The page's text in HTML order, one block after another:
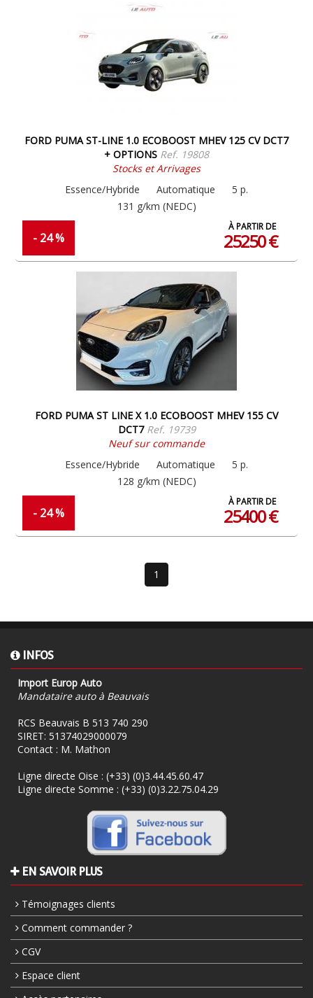
FORD PUMA ST-LINE 1.0 ECOBOOST MHEV 125 CV DCT7
+ OPTIONS Ref. 19808
Stocks et Arrivages
Essence/Hybride
Automatique
5 p.
131 g/km (NEDC)
- 24 %
À PARTIR DE
25250 €
FORD PUMA ST LINE X 1.0 ECOBOOST MHEV 155 CV
DCT7 Ref. 19739
Neuf sur commande
Essence/Hybride
Automatique
5 p.
128 g/km (NEDC)
- 24 %
À PARTIR DE
25400 €
1
INFOS
Import Europ Auto
Mandataire auto à Beauvais
RCS Beauvais B 513 740 290
SIRET: 51374029000079
Contact : M. Mathon
Ligne directe Oise : (+33) (0)3.44.45.60.47
Ligne directe Somme : (+33) (0)3.22.75.04.29
EN SAVOIR PLUS
Témoignages clients
Comment commander ?
CGV
Espace client